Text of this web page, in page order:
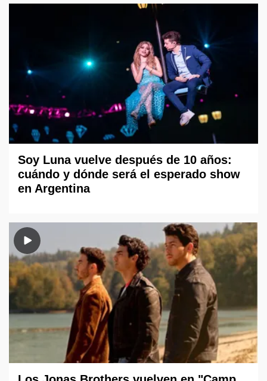
Soy Luna vuelve después de 10 años:
cuándo y dónde será el esperado show
en Argentina